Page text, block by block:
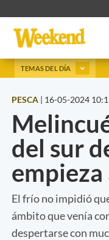
TEMAS DEL DÍA
PESCA | 16-05-2024
del sur
El frío no impidió
ámbito que venía
despertarse con